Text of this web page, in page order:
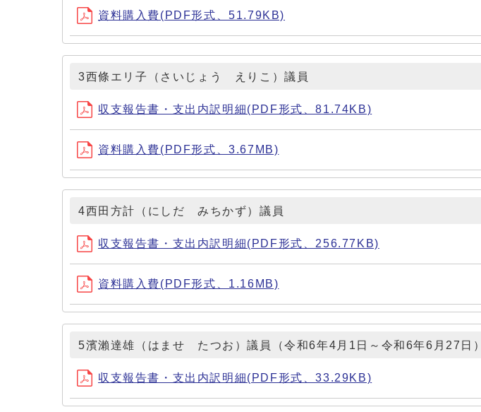
資料購入費(PDF形式、51.79KB)
3西條エリ子（さいじょう えりこ）議員
収支報告書・支出内訳明細(PDF形式、81.74KB)
資料購入費(PDF形式、3.67MB)
4西田方計（にしだ みちかず）議員
収支報告書・支出内訳明細(PDF形式、256.77KB)
資料購入費(PDF形式、1.16MB)
5濱瀨達雄（はませ たつお）議員（令和6年4月1日～令和6年6月27日）
収支報告書・支出内訳明細(PDF形式、33.29KB)